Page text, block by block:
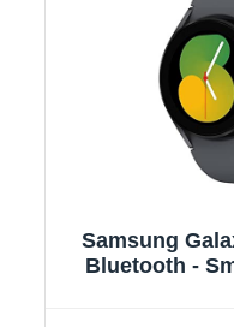
Samsung
Bluetooth -